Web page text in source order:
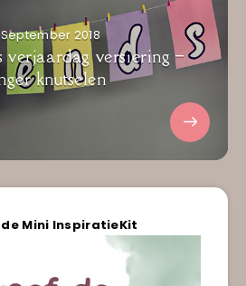
September 2018
verjaardag versiering –
knutselen
Mini InspiratieKit